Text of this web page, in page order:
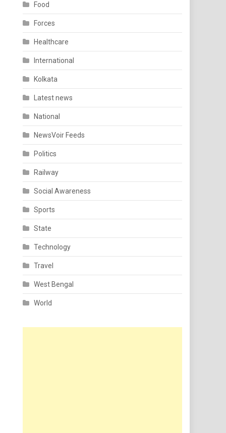
Food
Forces
Healthcare
International
Kolkata
Latest news
National
NewsVoir Feeds
Politics
Railway
Social Awareness
Sports
State
Technology
Travel
West Bengal
World